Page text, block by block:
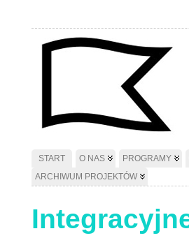
START O NAS PROGRAMY
ARCHIWUM PROJEKTÓW